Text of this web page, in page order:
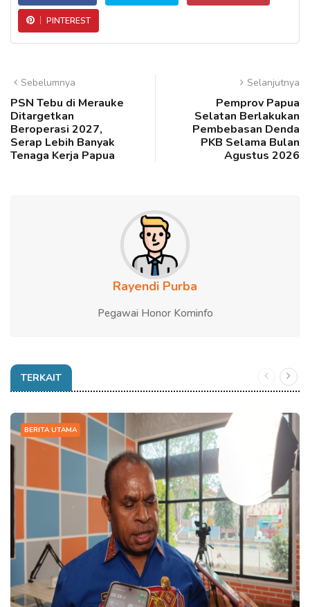
PINTEREST
Sebelumnya
PSN Tebu di Merauke
Ditargetkan
Beroperasi 2027,
Serap Lebih Banyak
Tenaga Kerja Papua
Selanjutnya
Pemprov Papua
Selatan Berlakukan
Pembebasan Denda
PKB Selama Bulan
Agustus 2026
Rayendi Purba
Pegawai Honor Kominfo
TERKAIT
BERITA UTAMA